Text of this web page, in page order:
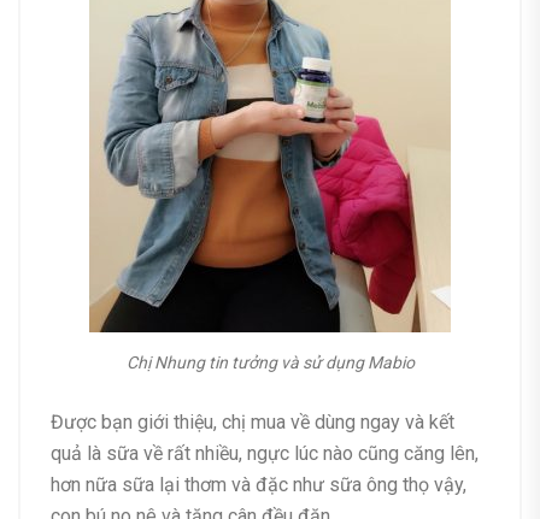
Chị Nhung tin tưởng và sử dụng Mabio
Được bạn giới thiệu, chị mua về dùng ngay và kết
quả là sữa về rất nhiều, ngực lúc nào cũng căng lên,
hơn nữa sữa lại thơm và đặc như sữa ông thọ vậy,